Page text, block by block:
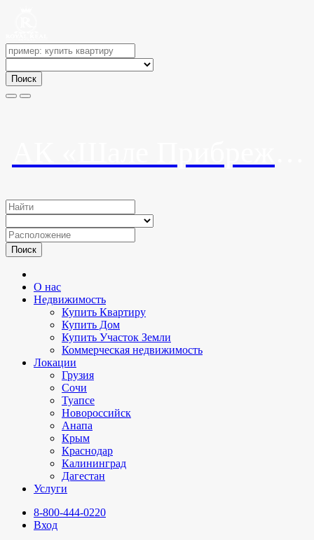
Поиск
Поиск
О нас
Недвижимость
Купить Квартиру
Купить Дом
Купить Участок Земли
Коммерческая недвижимость
Локации
Грузия
Сочи
Туапсе
Новороссийск
Анапа
Крым
Краснодар
Калининград
Дагестан
Услуги
8-800-444-0220
Вход